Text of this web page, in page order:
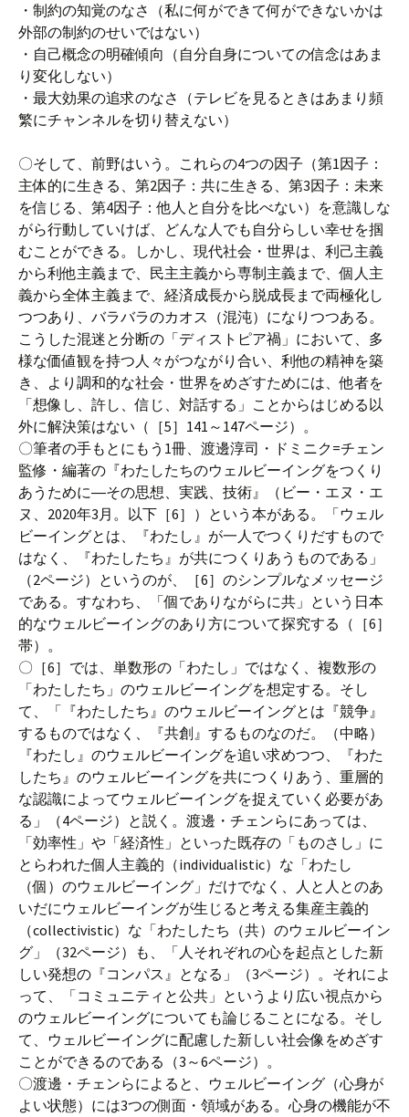
・制約の知覚のなさ（私に何ができて何ができないかは
外部の制約のせいではない）
・自己概念の明確傾向（自分自身についての信念はあま
り変化しない）
・最大効果の追求のなさ（テレビを見るときはあまり頻
繁にチャンネルを切り替えない）
〇そして、前野はいう。これらの4つの因子（第1因子：
主体的に生きる、第2因子：共に生きる、第3因子：未来
を信じる、第4因子：他人と自分を比べない）を意識しな
がら行動していけば、どんな人でも自分らしい幸せを掴
むことができる。しかし、現代社会・世界は、利己主義
から利他主義まで、民主主義から専制主義まで、個人主
義から全体主義まで、経済成長から脱成長まで両極化し
つつあり、バラバラのカオス（混沌）になりつつある。
こうした混迷と分断の「ディストピア禍」において、多
様な価値観を持つ人々がつながり合い、利他の精神を築
き、より調和的な社会・世界をめざすためには、他者を
「想像し、許し、信じ、対話する」ことからはじめる以
外に解決策はない（［5］141～147ページ）。
〇筆者の手もとにもう1冊、渡邊淳司・ドミニク=チェン
監修・編著の『わたしたちのウェルビーイングをつくり
あうために―その思想、実践、技術』（ビー・エヌ・エ
ヌ、2020年3月。以下［6］）という本がある。「ウェル
ビーイングとは、『わたし』が一人でつくりだすもので
はなく、『わたしたち』が共につくりあうものである」
（2ページ）というのが、［6］のシンプルなメッセージ
である。すなわち、「個でありながらに共」という日本
的なウェルビーイングのあり方について探究する（［6］
帯）。
〇［6］では、単数形の「わたし」ではなく、複数形の
「わたしたち」のウェルビーイングを想定する。そし
て、「『わたしたち』のウェルビーイングとは『競争』
するものではなく、『共創』するものなのだ。（中略）
『わたし』のウェルビーイングを追い求めつつ、『わた
したち』のウェルビーイングを共につくりあう、重層的
な認識によってウェルビーイングを捉えていく必要があ
る」（4ページ）と説く。渡邊・チェンらにあっては、
「効率性」や「経済性」といった既存の「ものさし」に
とらわれた個人主義的（individualistic）な「わたし
（個）のウェルビーイング」だけでなく、人と人とのあ
いだにウェルビーイングが生じると考える集産主義的
（collectivistic）な「わたしたち（共）のウェルビーイン
グ」（32ページ）も、「人それぞれの心を起点とした新
しい発想の『コンパス』となる」（3ページ）。それによ
って、「コミュニティと公共」というより広い視点から
のウェルビーイングについても論じることになる。そし
て、ウェルビーイングに配慮した新しい社会像をめざす
ことができるのである（3～6ページ）。
〇渡邊・チェンらによると、ウェルビーイング（心身が
よい状態）には3つの側面・領域がある。心身の機能が不